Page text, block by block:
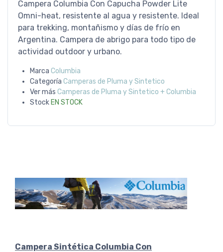
Campera Columbia Con Capucha Powder Lite
Omni-heat, resistente al agua y resistente. Ideal
para trekking, montañismo y días de frío en
Argentina. Campera de abrigo para todo tipo de
actividad outdoor y urbano.
Marca Columbia
Categoría Camperas de Pluma y Sintetico
Ver más Camperas de Pluma y Sintetico + Columbia
Stock EN STOCK
Campera Sintética Columbia Con